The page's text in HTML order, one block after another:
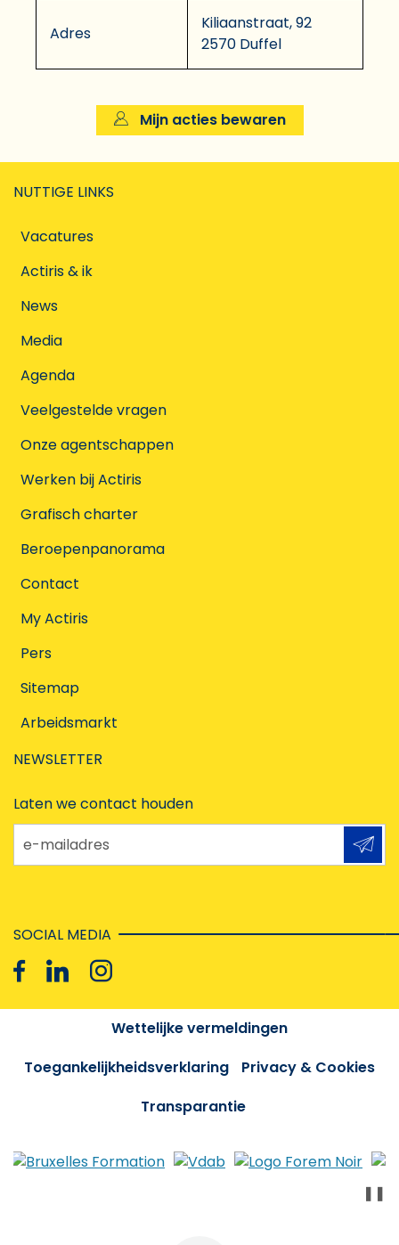
Adres
Kiliaanstraat, 92
2570 Duffel
Mijn acties bewaren
NUTTIGE LINKS
Vacatures
Actiris & ik
News
Media
Agenda
Veelgestelde vragen
Onze agentschappen
Werken bij Actiris
Grafisch charter
Beroepenpanorama
Contact
My Actiris
Pers
Sitemap
Arbeidsmarkt
NEWSLETTER
Laten we contact houden
e-mailadres
SOCIAL MEDIA
Wettelijke vermeldingen
Toegankelijkheidsverklaring
Privacy & Cookies
Transparantie
❚❚